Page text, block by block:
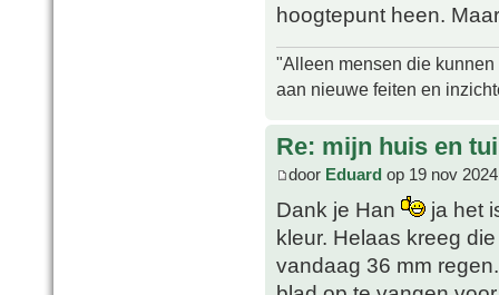
hoogtepunt heen.
"Alleen mensen die
aan nieuwe feiten en
Re: mijn huis en
door Eduard op 19 nov
Dank je Han
ja het
kleur. Helaas kreeg
vandaag 36 mm